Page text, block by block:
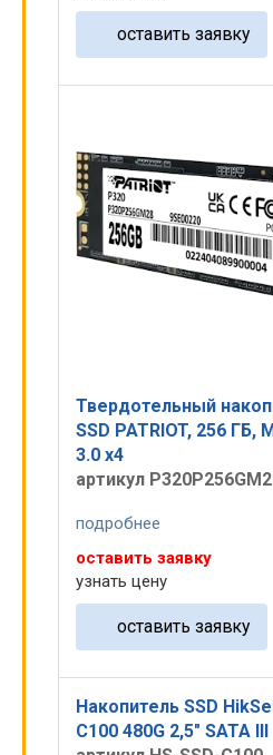
оставить заявку
Твердотельный
SSD PATRIOT, 256 ГБ,
3.0 x4
артикул
подробнее
оставить заявку
узнать цену
оставить заявку
Накопитель SSD
C100 480G 2,5" SATA III